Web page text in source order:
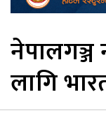
नेपालगञ्ज
लागि